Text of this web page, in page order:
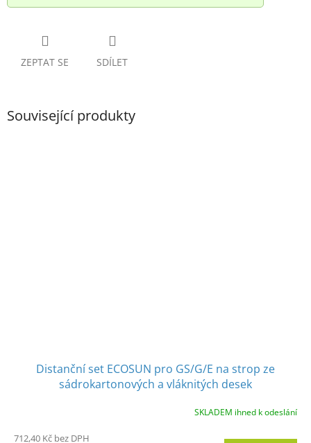
ZEPTAT SE SDÍLET
Související produkty
Distanční set ECOSUN pro GS/G/E na strop ze
sádrokartonových a vláknitých desek
SKLADEM ihned k odeslání
712,40 Kč bez DPH